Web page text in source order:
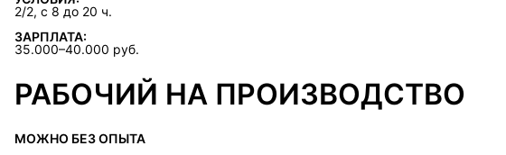
2/2, с 8 до 20 ч.
ЗАРПЛАТА:
35.000–40.000 руб.
РАБОЧИЙ НА ПРОИЗВОДСТВО
МОЖНО БЕЗ ОПЫТА